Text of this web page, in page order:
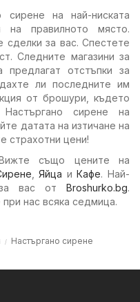
сирене на най-ниската
на правилното място.
сделки за вас. Спестете
Следните магазини за
отстъпки за
ли последните им
от брошури, където
сирене на
датата на изтичане на
страхотни цени!
също цените на
,Яйца иКафе. Най-
вас от Broshurko.bg.
нас всяка седмица.
Настъргано сирене